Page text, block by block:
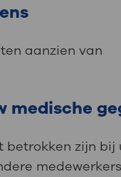
aanzien van
medische
betrokken zijn bij